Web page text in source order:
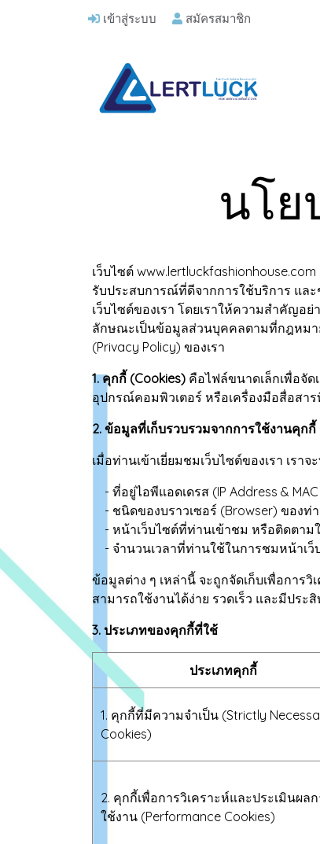
เข้าสู่ระบบ สมัครสมาชิก
นโย
เว็บไซต์
รับประสบการณ์ที่ดีจากการใช้บริการ แล
เว็บไซต์ของเรา โดยเราให้ความสำคัญ
ลักษณะเป็นข้อมูลส่วนบุคคลตามที่กฎหมา
(Privacy Policy) ของเรา
1. คุกกี้ (Cookies) คือไฟล์ขนาดเล็กเพื่อจัด
อุปกรณ์คอมพิวเตอร์ หรือเครื่องมือสื่อสา
2. ข้อมูลที่เก็บรวบรวมจากการใช้งานคุกกี้
เมื่อท่านเข้าเยี่ยมชมเว็บไซต์ของเรา เร
- ที่อยู่ไอพีแอดเดรส (IP Address &
- ชนิดของบราวเซอร์ (Browser) ของท่
- หน้าเว็บไซต์ที่ท่านเข้าชม หรือติดตามใ
- จำนวนเวลาที่ท่านใช้ในการชมหน้าเ
ข้อมูลต่าง ๆ เหล่านี้ จะถูกจัดเก็บเพื่อการ
สามารถใช้งานได้ง่าย รวดเร็ว และมีปร
3. ประเภทของคุกกี้ที่ใช้
ประเภทคุกกี้
1. คุกกี้ที่มีความจำเป็น (Strictly
Cookies)
2. คุกกี้เพื่อการวิเคราะห์และประเมินผล
ใช้งาน (Performance Cookies)